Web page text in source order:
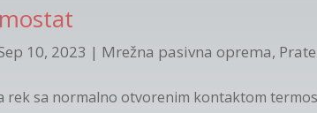
10, 2023 | Mrežna pasivna oprema,
rek sa normalno otvorenim kontaktom